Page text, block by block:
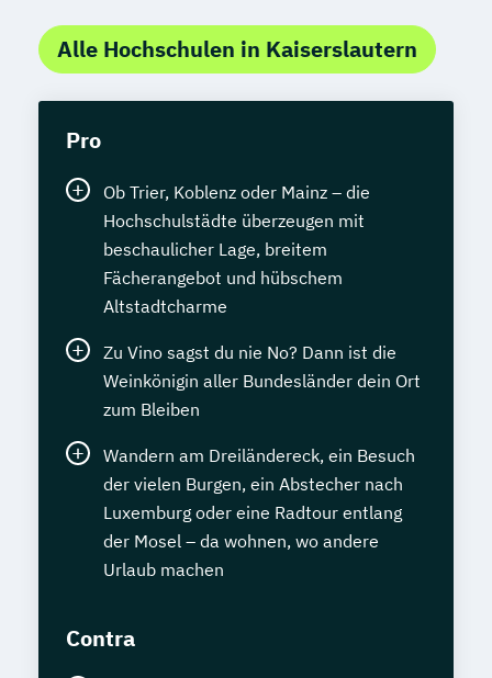
Alle Hochschulen in Kaiserslautern
Pro
Ob Trier, Koblenz oder Mainz – die
Hochschulstädte überzeugen mit
beschaulicher Lage, breitem
Fächerangebot und hübschem
Altstadtcharme
Zu Vino sagst du nie No? Dann ist die
Weinkönigin aller Bundesländer dein Ort
zum Bleiben
Wandern am Dreiländereck, ein Besuch
der vielen Burgen, ein Abstecher nach
Luxemburg oder eine Radtour entlang
der Mosel – da wohnen, wo andere
Urlaub machen
Contra